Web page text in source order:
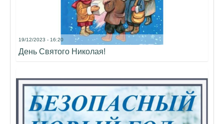
19/12/2023 - 16:20
День Святого Николая!